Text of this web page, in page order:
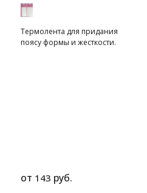
Термолента для придания
поясу формы и жесткости.
от 143 руб.